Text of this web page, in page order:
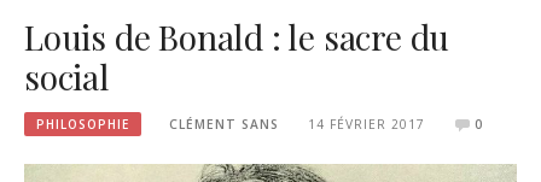
Louis de Bonald : le sacre du
social
PHILOSOPHIE CLÉMENT SANS 14 FÉVRIER 2017 0